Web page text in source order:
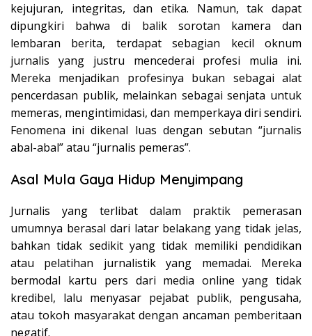
kejujuran, integritas, dan etika. Namun, tak dapat
dipungkiri bahwa di balik sorotan kamera dan
lembaran berita, terdapat sebagian kecil oknum
jurnalis yang justru mencederai profesi mulia ini.
Mereka menjadikan profesinya bukan sebagai alat
pencerdasan publik, melainkan sebagai senjata untuk
memeras, mengintimidasi, dan memperkaya diri sendiri.
Fenomena ini dikenal luas dengan sebutan “jurnalis
abal-abal” atau “jurnalis pemeras”.
Asal Mula Gaya Hidup Menyimpang
Jurnalis yang terlibat dalam praktik pemerasan
umumnya berasal dari latar belakang yang tidak jelas,
bahkan tidak sedikit yang tidak memiliki pendidikan
atau pelatihan jurnalistik yang memadai. Mereka
bermodal kartu pers dari media online yang tidak
kredibel, lalu menyasar pejabat publik, pengusaha,
atau tokoh masyarakat dengan ancaman pemberitaan
negatif.